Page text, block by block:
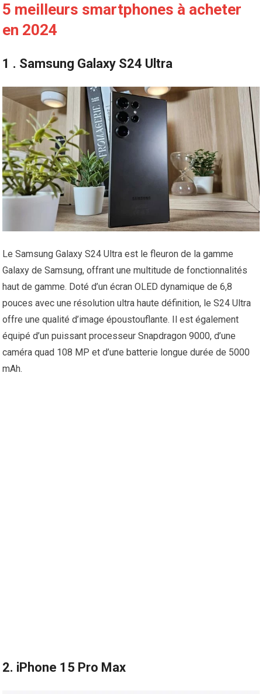
5 meilleurs smartphones à acheter
en 2024
1 . Samsung Galaxy S24 Ultra
Le Samsung Galaxy S24 Ultra est le fleuron de la gamme
Galaxy de Samsung, offrant une multitude de fonctionnalités
haut de gamme. Doté d’un écran OLED dynamique de 6,8
pouces avec une résolution ultra haute définition, le S24 Ultra
offre une qualité d’image époustouflante. Il est également
équipé d’un puissant processeur Snapdragon 9000, d’une
caméra quad 108 MP et d’une batterie longue durée de 5000
mAh.
2. iPhone 15 Pro Max